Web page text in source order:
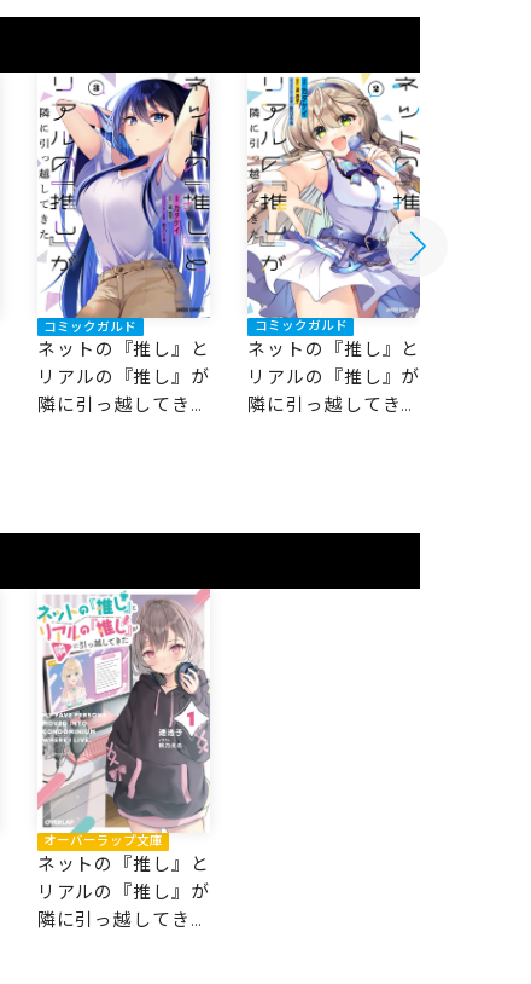
コミックガルド
ネットの『推し』と
リアルの『推し』が
隣に引っ越してきた
コミックガルド
ネットの『推し』と
リアルの『推し』が
隣に引っ越してきた
オーバーラップ文庫
ネットの『推し』と
リアルの『推し』が
隣に引っ越してきた